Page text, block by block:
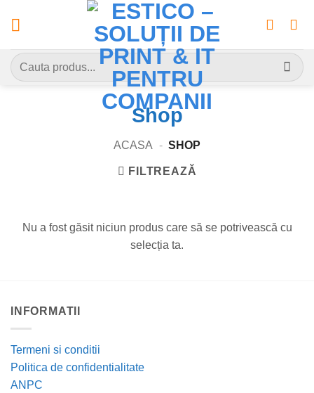
Caută
după:
Shop
ACASA - SHOP
FILTREAZĂ
Nu a fost găsit niciun produs care să se potrivească cu
selecția ta.
INFORMATII
Termeni si conditii
Politica de confidentialitate
ANPC